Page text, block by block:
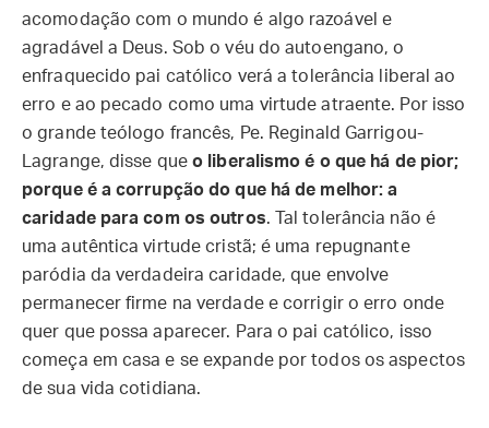
acomodação com o mundo é algo razoável e
agradável a Deus. Sob o véu do autoengano, o
enfraquecido pai católico verá a tolerância liberal ao
erro e ao pecado como uma virtude atraente. Por isso
o grande teólogo francês, Pe. Reginald Garrigou-
Lagrange, disse que o liberalismo é o que há de pior;
porque é a corrupção do que há de melhor: a
caridade para com os outros. Tal tolerância não é
uma autêntica virtude cristã; é uma repugnante
paródia da verdadeira caridade, que envolve
permanecer firme na verdade e corrigir o erro onde
quer que possa aparecer. Para o pai católico, isso
começa em casa e se expande por todos os aspectos
de sua vida cotidiana.